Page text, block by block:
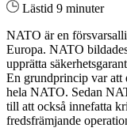
Lästid 9 minuter
NATO är en
Europa. NATO
upprätta
En grundprincip var att
hela NATO. Sedan
till att också innefatta
fredsfrämjande